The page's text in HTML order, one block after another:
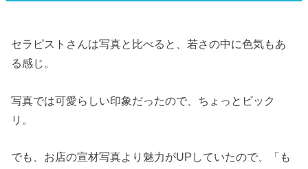
セラピストさんは写真と比べると、若さの中に色気もあ
る感じ。
写真では可愛らしい印象だったので、ちょっとビック
リ。
でも、お店の宣材写真より魅力がUPしていたので、「も